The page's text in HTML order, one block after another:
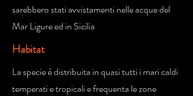
sarebbero stati avvistamenti nelle acque del
Mar Ligure ed in Sicilia
Habitat
La specie è distribuita in quasi tutti i mari caldi
temperati e tropicali e frequenta le zone